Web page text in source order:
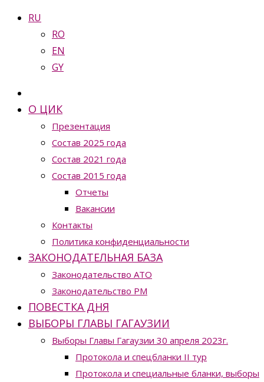
RU
RO
EN
GY
О ЦИК
Презентация
Состав 2025 года
Состав 2021 года
Состав 2015 года
Отчеты
Вакансии
Контакты
Политика конфиденциальности
ЗАКОНОДАТЕЛЬНАЯ БАЗА
Законодательство ATO
Законодательство РМ
ПОВЕСТКА ДНЯ
ВЫБОРЫ ГЛАВЫ ГАГАУЗИИ
Выборы Главы Гагаузии 30 апреля 2023г.
Протокола и спецбланки II тур
Протокола и специальные бланки, выборы